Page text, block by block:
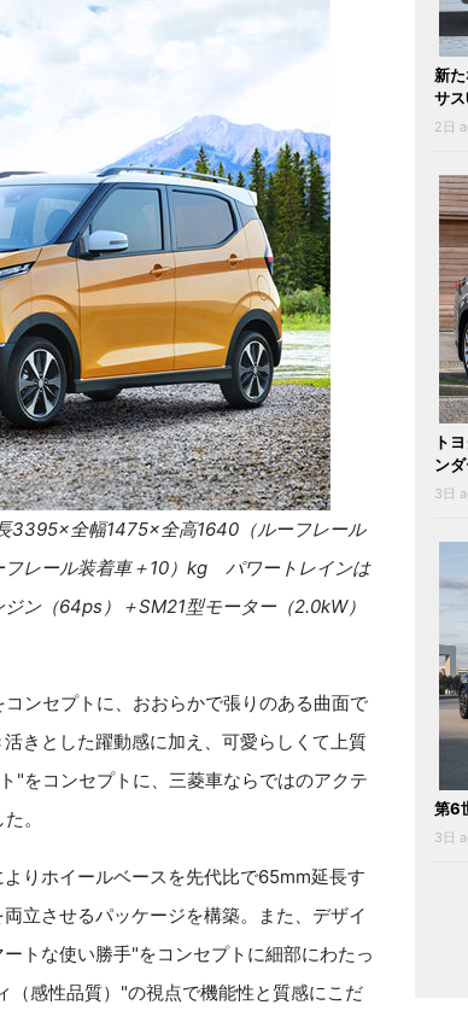
3395×全幅1475×全高1640 （ルーフレール
フレール装着車＋10 ） kg パワートレインは
ジン（64ps ）＋SM21型モーター（2.0kW）
コンセプトに、おおらかで張りのある曲面で
きとした躍動感に加え、可愛らしくて上質
"をコンセプトに、三菱車ならではのアクテ
。
りホイールベースを先代比で65mm延長す
立させるパッケージを構築。また、デザイ
ートな使い勝手"をコンセプトに細部にわたっ
感性品質） "の視点で機能性と質感にこだ
新
サ
2日
ト
ン
3日
第6
3日